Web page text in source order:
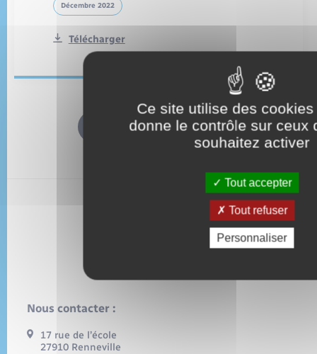
Décembre 2022
Télécharger
Toutes les publications
Nous contacter :
17 rue de l’école
27910 Renneville
Ce site utilise des
donne le contrôle sur ceux
souhaitez activer
Tout accepter
Tout refuser
Personnaliser